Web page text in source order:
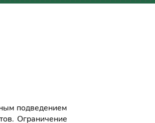
подведением
Ограничение